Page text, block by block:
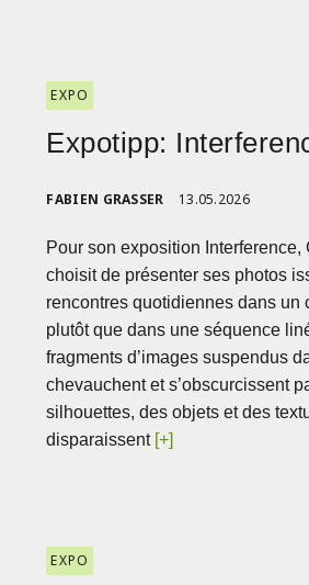
EXPO
Expotipp:
FABIEN GRASSER 13.05.2026
Pour son exposition
choisit de présenter ses photos
rencontres quotidiennes dans un
plutôt que dans une séquence
fragments d’images suspendus
chevauchent et s’obscurcissent
silhouettes, des objets et des
disparaissent [+]
EXPO